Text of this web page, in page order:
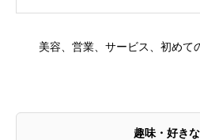
美容、営業、サービス、初めて
趣味・好き